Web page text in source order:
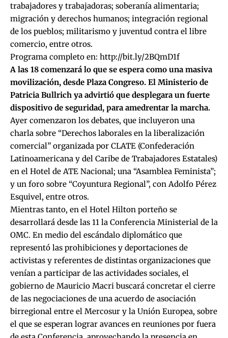
trabajadores y trabajadoras; soberanía alimentaria;
migración y derechos humanos; integración regional
de los pueblos; militarismo y juventud contra el libre
comercio, entre otros.
Programa completo en: http://bit.ly/2BQmD1f
A las 18 comenzará lo que se espera como una masiva
movilización, desde Plaza Congreso. El Ministerio de
Patricia Bullrich ya advirtió que desplegara un fuerte
dispositivo de seguridad, para amedrentar la marcha.
Ayer comenzaron los debates, que incluyeron una
charla sobre “Derechos laborales en la liberalización
comercial” organizada por CLATE (Confederación
Latinoamericana y del Caribe de Trabajadores Estatales)
en el Hotel de ATE Nacional; una “Asamblea Feminista”;
y un foro sobre “Coyuntura Regional”, con Adolfo Pérez
Esquivel, entre otros.
Mientras tanto, en el Hotel Hilton porteño se
desarrollará desde las 11 la Conferencia Ministerial de la
OMC. En medio del escándalo diplomático que
representó las prohibiciones y deportaciones de
activistas y referentes de distintas organizaciones que
venían a participar de las actividades sociales, el
gobierno de Mauricio Macri buscará concretar el cierre
de las negociaciones de una acuerdo de asociación
birregional entre el Mercosur y la Unión Europea, sobre
el que se esperan lograr avances en reuniones por fuera